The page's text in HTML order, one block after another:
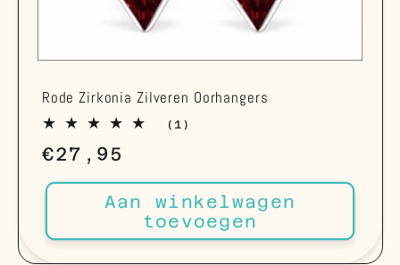
Rode Zirkonia Zilveren Oorhangers
(1)
Normale
prijs
€27,95
Aan winkelwagen
toevoegen